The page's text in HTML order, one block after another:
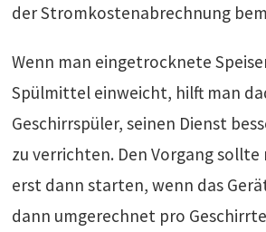
der Stromkostenabrechnung
Wenn man eingetrocknete
Spülmittel einweicht, hilft man
Geschirrspüler, seinen Dienst
zu verrichten. Den Vorgang
erst dann starten, wenn das
dann umgerechnet pro